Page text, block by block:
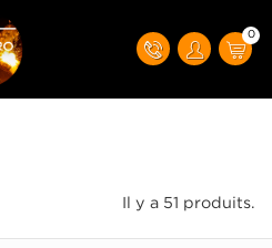
0
Il y a 51 produits.